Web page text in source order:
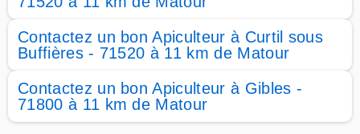
Contactez un bon Apiculteur à Curtil sous
Buffières - 71520 à 11 km de Matour
Contactez un bon Apiculteur à Gibles -
71800 à 11 km de Matour